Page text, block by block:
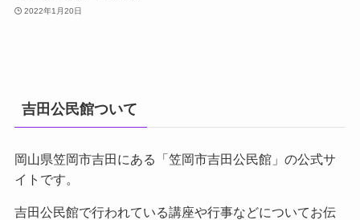
2022年1月20日
吉田公民館ついて
岡山県笠岡市吉田にある「笠岡市吉田公民館」の公式サ
イトです。
吉田公民館で行われている講座や行事などについてお伝